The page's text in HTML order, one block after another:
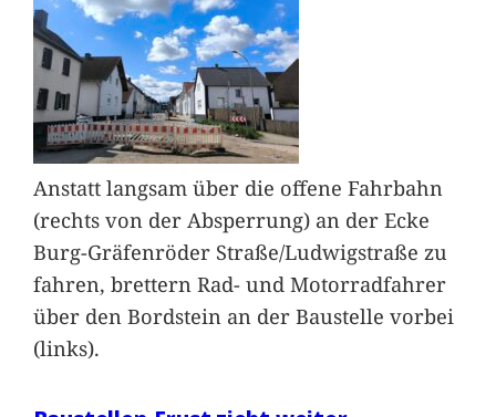
Anstatt langsam über die offene Fahrbahn
(rechts von der Absperrung) an der Ecke
Burg-Gräfenröder Straße/Ludwigstraße zu
fahren, brettern Rad- und Motorradfahrer
über den Bordstein an der Baustelle vorbei
(links).